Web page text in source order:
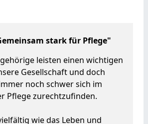
stark für Pflege"
leisten einen wichtigen
Gesellschaft und doch
noch schwer sich im
Pflege zurechtzufinden.
wie das Leben und